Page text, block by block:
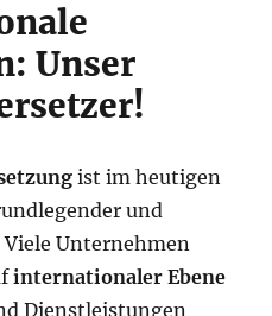
Unser
ist im heutigen
und
Unternehmen
internationaler Ebene
Dienstleistungen